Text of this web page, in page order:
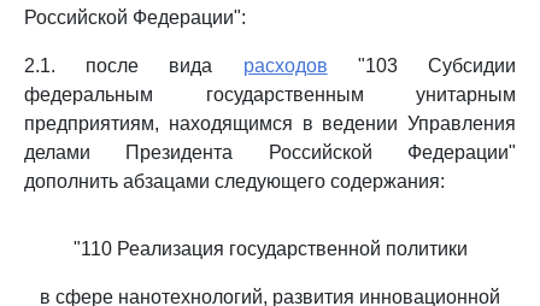
Российской Федерации":
2.1. после вида расходов "103 Субсидии
федеральным государственным унитарным
предприятиям, находящимся в ведении Управления
делами Президента Российской Федерации"
дополнить абзацами следующего содержания:
"110 Реализация государственной политики
в сфере нанотехнологий, развития инновационной